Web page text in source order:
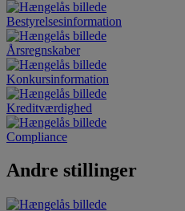
Bestyrelsesinformation
Årsregnskaber
Konkursinformation
Kreditværdighed
Compliance
Andre stillinger